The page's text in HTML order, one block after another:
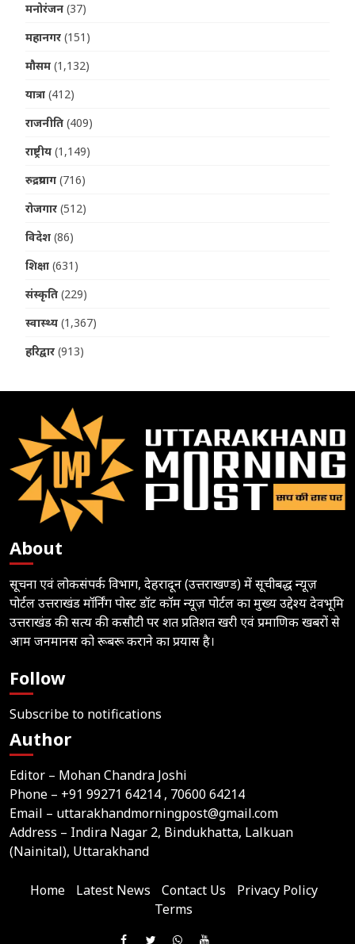
मनोरंजन (37)
महानगर (151)
मौसम (1,132)
यात्रा (412)
राजनीति (409)
राष्ट्रीय (1,149)
रुद्रप्रयाग (716)
रोजगार (512)
विदेश (86)
शिक्षा (631)
संस्कृति (229)
स्वास्थ्य (1,367)
हरिद्वार (913)
About
सूचना एवं लोकसंपर्क विभाग, देहरादून (उत्तराखण्ड) में सूचीबद्ध न्यूज़
पोर्टल उत्तराखंड मॉर्निंग पोस्ट डॉट कॉम न्यूज़ पोर्टल का मुख्य उद्देश्य देवभूमि
उत्तराखंड की सत्य की कसौटी पर शत प्रतिशत खरी एवं प्रमाणिक खबरों से
आम जनमानस को रूबरू कराने का प्रयास है।
Follow
Subscribe to notifications
Author
Editor – Mohan Chandra Joshi
Phone – +91 99271 64214 , 70600 64214
Email – uttarakhandmorningpost@gmail.com
Address – Indira Nagar 2, Bindukhatta, Lalkuan
(Nainital), Uttarakhand
Home Latest News Contact Us
Privacy Policy
Terms
Like FollowJoin Subscribe